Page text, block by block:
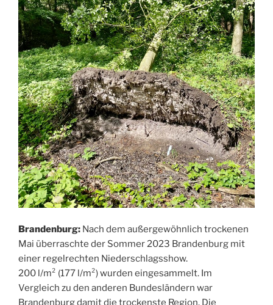
Brandenburg: Nach dem außergewöhnlich trockenen
Mai überraschte der Sommer 2023 Brandenburg mit
einer regelrechten Niederschlagsshow.
200 l/m² (177 l/m²) wurden eingesammelt. Im
Vergleich zu den anderen Bundesländern war
Brandenburg damit die trockenste Region. Die